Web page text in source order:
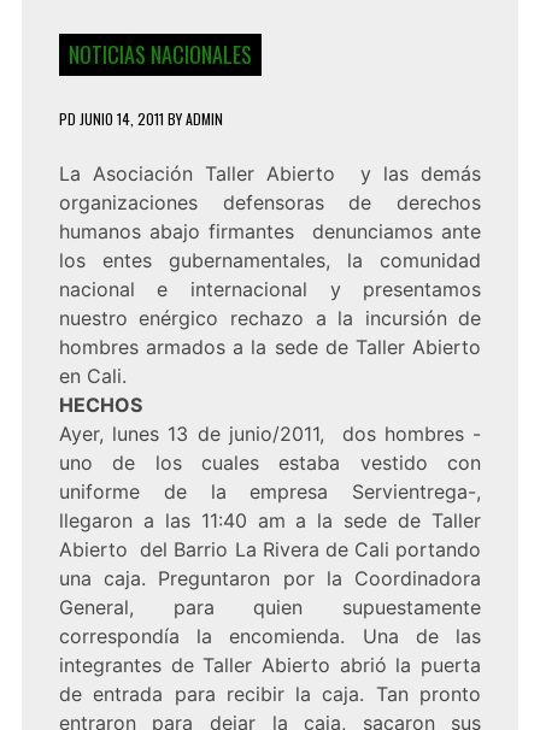
NOTICIAS NACIONALES
PD JUNIO 14, 2011 BYADMIN
La Asociación Taller Abierto y las demás
organizaciones defensoras de derechos
humanos abajo firmantes denunciamos ante
los entes gubernamentales, la comunidad
nacional e internacional y presentamos
nuestro enérgico rechazo a la incursión de
hombres armados a la sede de Taller Abierto
en Cali.
HECHOS
Ayer, lunes 13 de junio/2011, dos hombres -
uno de los cuales estaba vestido con
uniforme de la empresa Servientrega-,
llegaron a las 11:40 am a la sede de Taller
Abierto del Barrio La Rivera de Cali portando
una caja. Preguntaron por la Coordinadora
General, para quien supuestamente
correspondía la encomienda. Una de las
integrantes de Taller Abierto abrió la puerta
de entrada para recibir la caja. Tan pronto
entraron para dejar la caja, sacaron sus